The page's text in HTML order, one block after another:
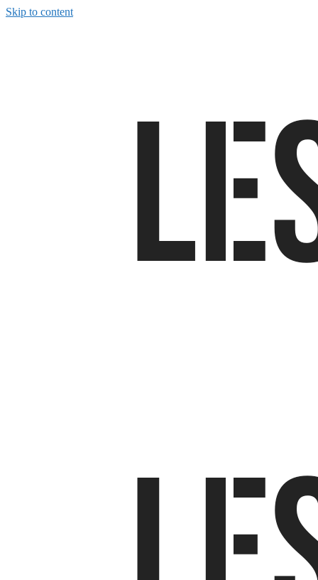
Skip to content